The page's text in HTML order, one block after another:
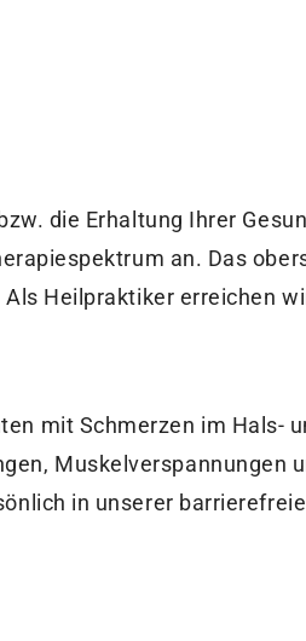
die Erhaltung Ihrer
an. Das
Heilpraktiker erreichen
mit Schmerzen im Hals-
Muskelverspannungen
in unserer